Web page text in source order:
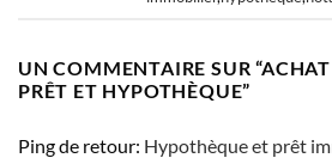
UN COMMENTAIRE SUR “
PRÊT ET HYPOTHÈQUE”
Ping de retour: Hypothèque et prêt